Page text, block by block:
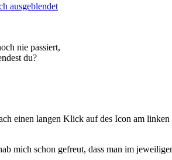
ausgeblendet
nie passiert,
du?
einen langen Klick auf des Icon am
mich schon gefreut, dass man im